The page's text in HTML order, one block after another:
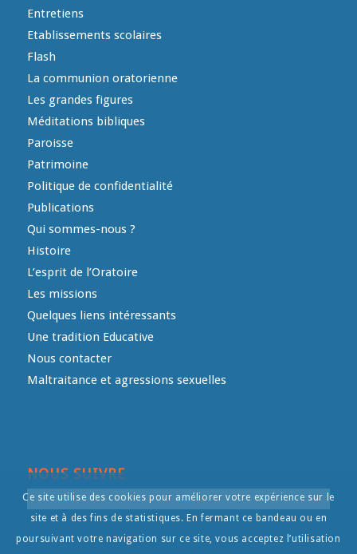
Entretiens
Etablissements scolaires
Flash
La communion oratorienne
Les grandes figures
Méditations bibliques
Paroisse
Patrimoine
Politique de confidentialité
Publications
Qui sommes-nous ?
Histoire
L’esprit de l’Oratoire
Les missions
Quelques liens intéressants
Une tradition Educative
Nous contacter
Maltraitance et agressions sexuelles
NOUS SUIVRE
Ce site utilise des cookies pour améliorer votre expérience sur le
site et à des fins de statistiques. En fermant ce bandeau ou en
poursuivant votre navigation sur ce site, vous acceptez l’utilisation